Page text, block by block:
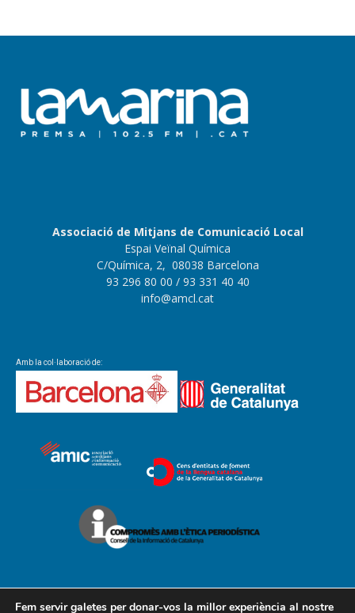
Associació de Mitjans de Comunicació Local
Espai Veïnal Química
C/Química, 2, 08038 Barcelona
93 296 80 00 / 93 331 40 40
info@amcl.cat
Amb la col·laboració de:
Fem servir galetes per donar-vos la millor experiència al nostre